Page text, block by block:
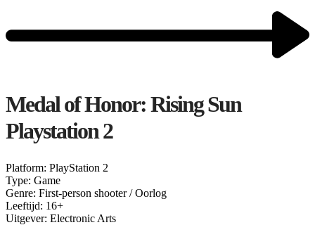
Medal of Honor: Rising Sun
Playstation 2
Platform: PlayStation 2
Type: Game
Genre: First-person shooter / Oorlog
Leeftijd: 16+
Uitgever: Electronic Arts